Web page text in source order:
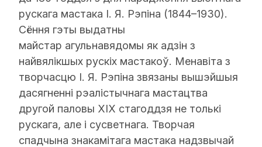
рускага мастака І. Я. Рэпіна (1844–1930).
Сёння гэты выдатны
майстар агульнавядомы як адзін з
найвялікшых рускіх мастакоў. Менавіта з
творчасцю І. Я. Рэпіна звязаны вышэйшыя
дасягненні рэалістычнага мастацтва
другой паловы XIX стагоддзя не толькі
рускага, але і сусветнага. Творчая
спадчына знакамітага мастака надзвычай